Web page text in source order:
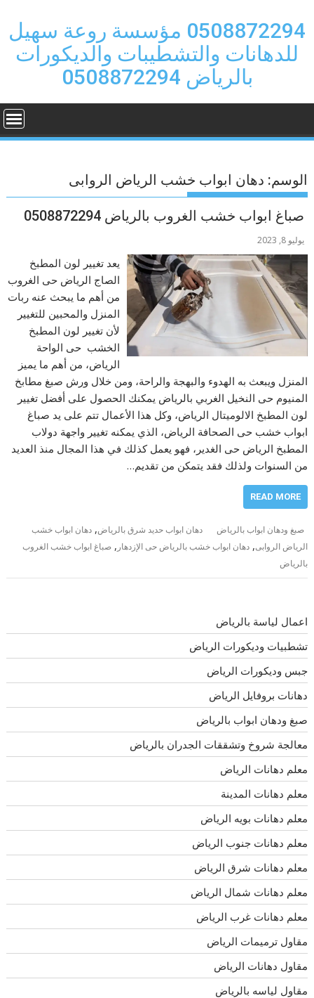
content
0508872294 مؤسسة روعة سهيل
للدهانات والتشطيبات والديكورات
بالرياض 0508872294
الوسم: دهان ابواب خشب الرياض الروابى
صباغ ابواب خشب الغروب بالرياض 0508872294
يوليو 8, 2023
يعد تغيير لون المطبخ
الصاج الرياض حى الغروب
من أهم ما يبحث عنه ربات
المنزل والمحبين للتغيير
لأن تغيير لون المطبخ
الخشب حى الواحة
الرياض، من أهم ما يميز
المنزل ويبعث به الهدوء والبهجة والراحة، ومن خلال ورش صبغ مطابخ
المنيوم حى النخيل الغربي بالرياض يمكنك الحصول على أفضل تغيير
لون المطبخ الالوميتال الرياض، وكل هذا الأعمال تتم على يد صباغ
ابواب خشب حى الصحافة الرياض، الذي يمكنه تغيير واجهة دولاب
المطبخ الرياض حى الغدير، فهو يعمل كذلك في هذا المجال منذ العديد
من السنوات ولذلك فقد يتمكن من تقديم…
READ MORE
صبغ ودهان ابواب بالرياض دهان ابواب حديد شرق بالرياض,دهان ابواب خشب
الرياض الروابى,دهان ابواب خشب بالرياض حى الإزدهار ,صباغ ابواب خشب الغروب
بالرياض
اعمال لياسة بالرياض
تشطبيات وديكورات الرياض
جبس وديكورات الرياض
دهانات بروفايل الرياض
صبغ ودهان ابواب بالرياض
معالجة شروخ وتشققات الجدران بالرياض
معلم دهانات الرياض
معلم دهانات المدينة
معلم دهانات بويه الرياض
معلم دهانات جنوب الرياض
معلم دهانات شرق الرياض
معلم دهانات شمال الرياض
معلم دهانات غرب الرياض
مقاول ترميمات الرياض
مقاول دهانات الرياض
مقاول لياسه بالرياض